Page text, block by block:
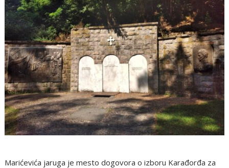
Marićevića jaruga je mesto dogovora o izboru Karađorđa za